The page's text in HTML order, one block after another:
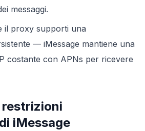
messaggi.
il proxy supporti una
— iMessage mantiene una
costante con APNs per ricevere
restrizioni
iMessage